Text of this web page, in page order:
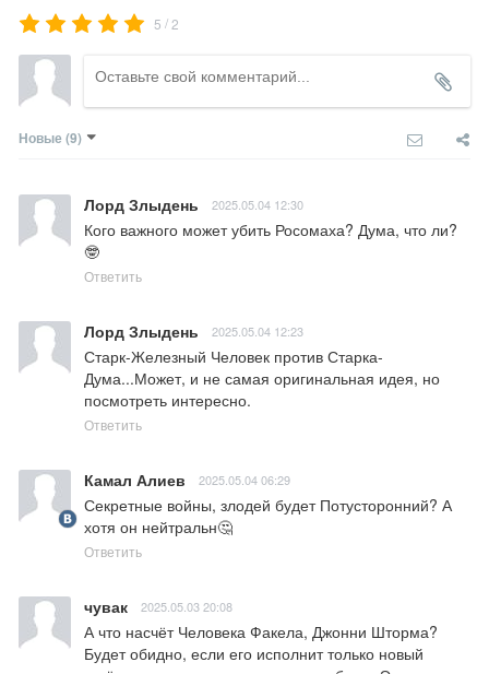
5 /2
Новые (9)
Лорд Злыдень 2025.05.04 12:30
Кого важного может убить Росомаха? Дума, что ли?
🤓
Ответить
Лорд Злыдень 2025.05.04 12:23
Старк-Железный Человек против Старка-
Дума...Может, и не самая оригинальная идея, но
посмотреть интересно.
Ответить
Камал Алиев 2025.05.04 06:29
Секретные войны, злодей будет Потусторонний? А
хотя он нейтральн🤔
Ответить
чувак 2025.05.03 20:08
А что насчёт Человека Факела, Джонни Шторма?
Будет обидно, если его исполнит только новый